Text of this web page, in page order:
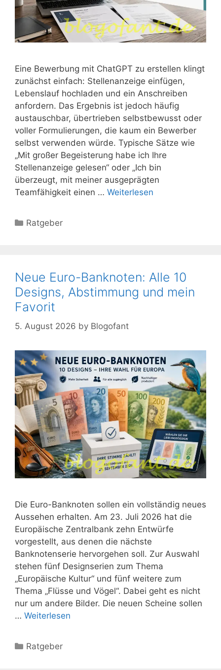
Eine Bewerbung mit ChatGPT zu erstellen klingt
zunächst einfach: Stellenanzeige einfügen,
Lebenslauf hochladen und ein Anschreiben
anfordern. Das Ergebnis ist jedoch häufig
austauschbar, übertrieben selbstbewusst oder
voller Formulierungen, die kaum ein Bewerber
selbst verwenden würde. Typische Sätze wie
„Mit großer Begeisterung habe ich Ihre
Stellenanzeige gelesen“ oder „Ich bin
überzeugt, mit meiner ausgeprägten
Teamfähigkeit einen … Weiterlesen
Kategorien
Ratgeber
Neue Euro-Banknoten: Alle 10
Designs, Abstimmung und mein
Favorit
5. August 2026 by Blogofant
Die Euro-Banknoten sollen ein vollständig neues
Aussehen erhalten. Am 23. Juli 2026 hat die
Europäische Zentralbank zehn Entwürfe
vorgestellt, aus denen die nächste
Banknotenserie hervorgehen soll. Zur Auswahl
stehen fünf Designserien zum Thema
„Europäische Kultur“ und fünf weitere zum
Thema „Flüsse und Vögel“. Dabei geht es nicht
nur um andere Bilder. Die neuen Scheine sollen
… Weiterlesen
Kategorien
Ratgeber